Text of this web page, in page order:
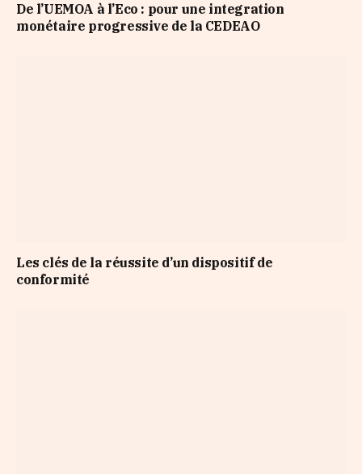
De l’UEMOA à l’Eco : pour une integration
monétaire progressive de la CEDEAO
Les clés de la réussite d’un dispositif de
conformité